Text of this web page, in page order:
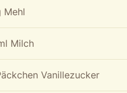
Mehl
Milch
Vanillezucker